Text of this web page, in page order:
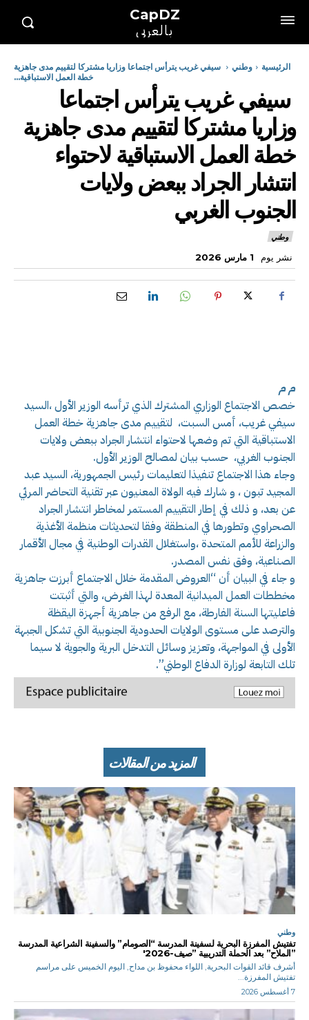
CapDZ
بالعربي
الرئيسية وطني
سيفي غريب يترأس اجتماعا وزاريا مشتركا لتقييم مدى جاهزية
خطة العمل الاستباقية...
سيفي غريب يترأس اجتماعا
وزاريا مشتركا لتقييم مدى جاهزية
خطة العمل الاستباقية لاحتواء
انتشار الجراد ببعض ولايات
الجنوب الغربي
وطني
نشر يوم 1 مارس 2026
م م
خصص الاجتماع الوزاري المشترك الذي ترأسه الوزير الأول ،السيد
سيفي غريب، أمس السبت، لتقييم مدى جاهزية خطة العمل
الاستباقية التي تم وضعها لاحتواء انتشار الجراد ببعض ولايات
الجنوب الغربي، حسب بيان لمصالح الوزير الأول.
وجاء هذا الاجتماع تنفيذا لتعليمات رئيس الجمهورية، السيد عبد
المجيد تبون ، و شارك فيه الولاة المعنيون عبر تقنية التحاضر المرئي
عن بعد، و ذلك في إطار التقييم المستمر لمخاطر انتشار الجراد
الصحراوي وتطورها في المنطقة وفقا لتحديثات منظمة الأغذية
والزراعة للأمم المتحدة ،واستغلال القدرات الوطنية في مجال الأقمار
الصناعية، وفق نفس المصدر.
و جاء في البيان أن “العروض المقدمة خلال الاجتماع أبرزت جاهزية
مخططات العمل الميدانية المعدة لهذا الغرض، والتي أثبتت
فاعليتها السنة الفارطة، مع الرفع من جاهزية أجهزة اليقظة
والترصد على مستوى الولايات الحدودية الجنوبية التي تشكل الجبهة
الأولى في المواجهة، وتعزيز وسائل التدخل البرية والجوية لا سيما
تلك التابعة لوزارة الدفاع الوطني”.
المزيد من المقالات
وطني
تفتيش المفرزة البحرية لسفينة المدرسة “الصومام” والسفينة الشراعية المدرسة
”الملاح” بعد الحملة التدريبية ”صيف-2026′
أشرف قائد القوات البحرية, اللواء محفوظ بن مداح, اليوم الخميس على مراسم
تفتيش المفرزة...
7 أغسطس 2026